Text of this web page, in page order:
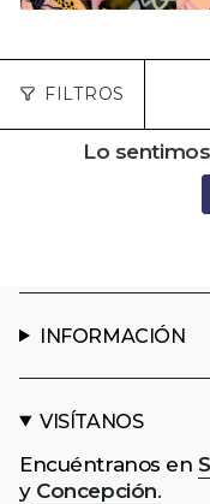
FILTROS
Lo
INFORMACIÓN
VISÍTANOS
Encuéntranos en
y Concepción.